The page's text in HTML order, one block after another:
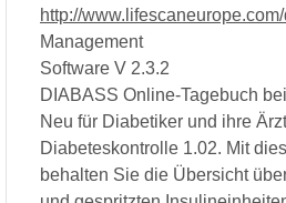
http://
Management
Software V 2.3.2
DIABASS Online-Tagebuch
Neu für Diabetiker und ihre
Diabeteskontrolle 1.02. Mit
behalten Sie die Übersicht